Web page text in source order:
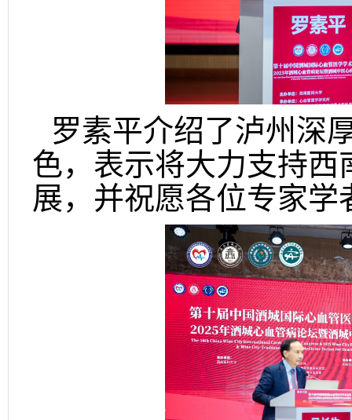
罗素平介绍了泸州深
色，表示将大力支持
展，并祝愿各位专家